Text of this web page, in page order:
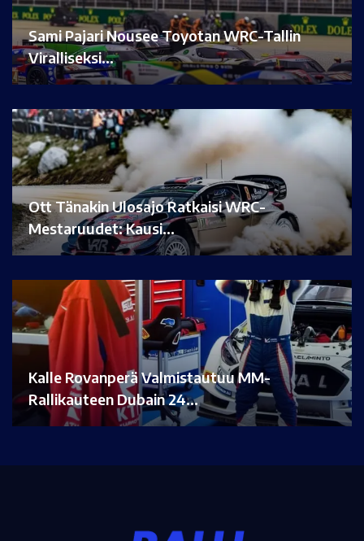
Sami Pajari Nousee Toyotan WRC-Tallin
Viralliseksi…
Ott Tänakin Ulosajo Ratkaisi WRC-
Mestaruudet: Kausi…
Kalle Rovanperä Valmistautuu MM-
Rallikauteen Dubain 24…